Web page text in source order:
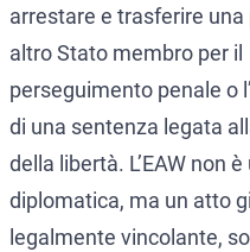
arrestare e trasferire una
altro Stato membro per il
perseguimento penale o
di una sentenza legata
della libertà. L’EAW non
diplomatica, ma un atto
legalmente vincolante,